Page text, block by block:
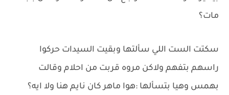
مات؟
سكتت الست اللي سألتها وبقيت السيدات حركوا
راسهم بتفهم ولاكن مروه قربت من احلام وقالت
بهمس وهيا بتسألها :هوا ماهر كان نايم هنا ولا ايه؟